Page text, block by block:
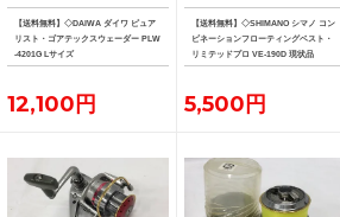
【送料無料】◇DAIWA ダイワ ピュア
リスト・ゴアテックスウェーダー PLW
-4201G Lサイズ
12,100円
【送料無料】◇SHIMANO シマノ コン
ビネーションフローティングベスト・
リミテッドプロ VE-190D 現状品
5,500円